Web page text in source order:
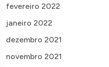
fevereiro 2022
janeiro 2022
dezembro 2021
novembro 2021